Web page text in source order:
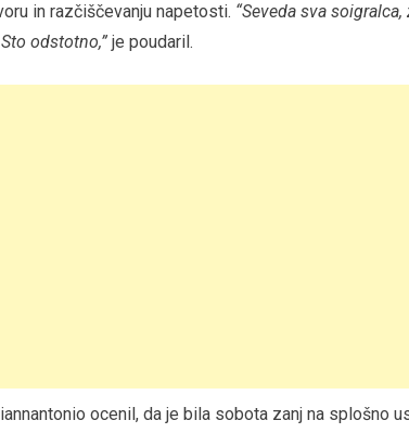
in razčiščevanju napetosti. “Seveda sva
odstotno,” je poudaril.
ocenil, da je bila sobota zanj na splošno